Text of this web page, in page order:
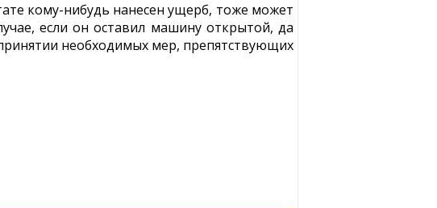
кому-нибудь нанесен ущерб, тоже может
если он оставил машину открытой, да
необходимых мер, препятствующих